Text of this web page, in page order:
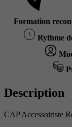
Formation
Rythme
Description
CAP Accessoiriste